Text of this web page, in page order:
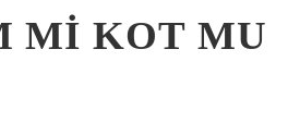
MI KOT MU